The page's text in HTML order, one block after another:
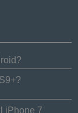
iPhone 7